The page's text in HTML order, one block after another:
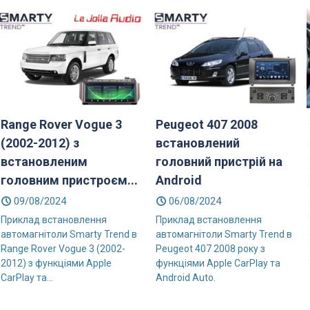
Range Rover Vogue 3
(2002-2012) з
встановленим
головним пристроєм...
09/08/2024
Приклад встановлення
автомагнітоли Smarty Trend в
Range Rover Vogue 3 (2002-
2012) з функціями Apple
CarPlay та...
Peugeot 407 2008
встановлений
головний пристрій на
Android
06/08/2024
Приклад встановлення
автомагнітоли Smarty Trend в
Peugeot 407 2008 року з
функціями Apple CarPlay та
Android Auto.